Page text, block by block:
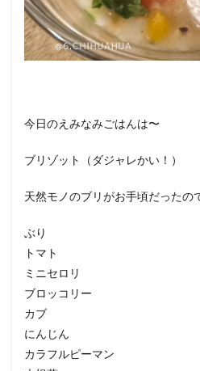
今日のえみなみごはんは〜
ブリゾット（ダジャレかい！）
天然モノのブリがお手頃だったの
ぶり
トマト
ミニセロリ
ブロッコリー
カブ
にんじん
カラフルピーマン